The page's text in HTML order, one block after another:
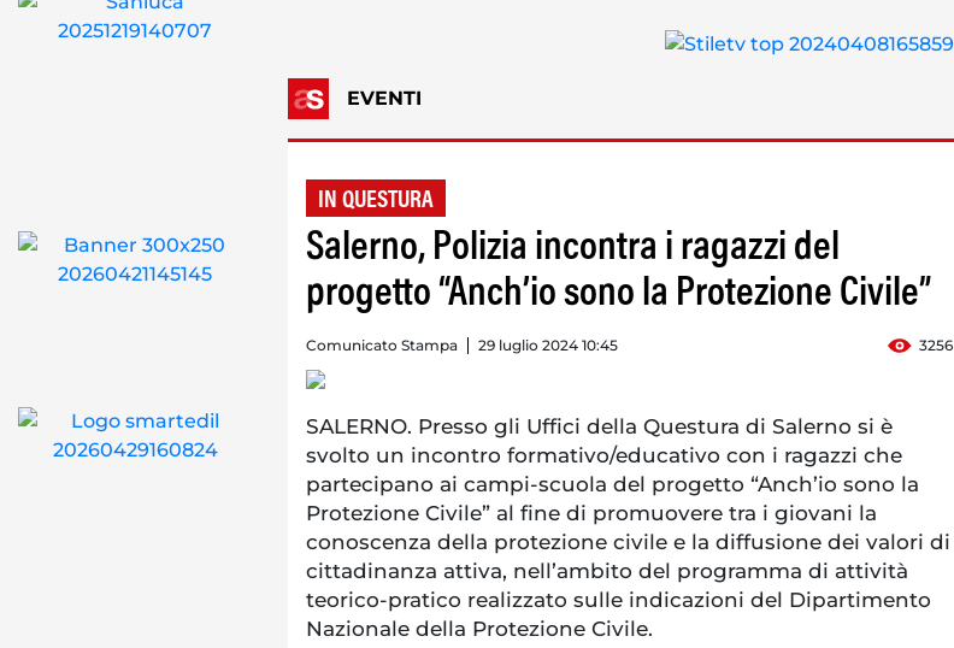
EVENTI
IN QUESTURA
Salerno, Polizia incontra i ragazzi del
progetto “Anch’io sono la Protezione Civile”
Comunicato Stampa 29 luglio 2024 10:45 3256
SALERNO. Presso gli Uffici della Questura di Salerno si è
svolto un incontro formativo/educativo con i ragazzi che
partecipano ai campi-scuola del progetto “Anch’io sono la
Protezione Civile” al fine di promuovere tra i giovani la
conoscenza della protezione civile e la diffusione dei valori di
cittadinanza attiva, nell’ambito del programma di attività
teorico-pratico realizzato sulle indicazioni del Dipartimento
Nazionale della Protezione Civile.